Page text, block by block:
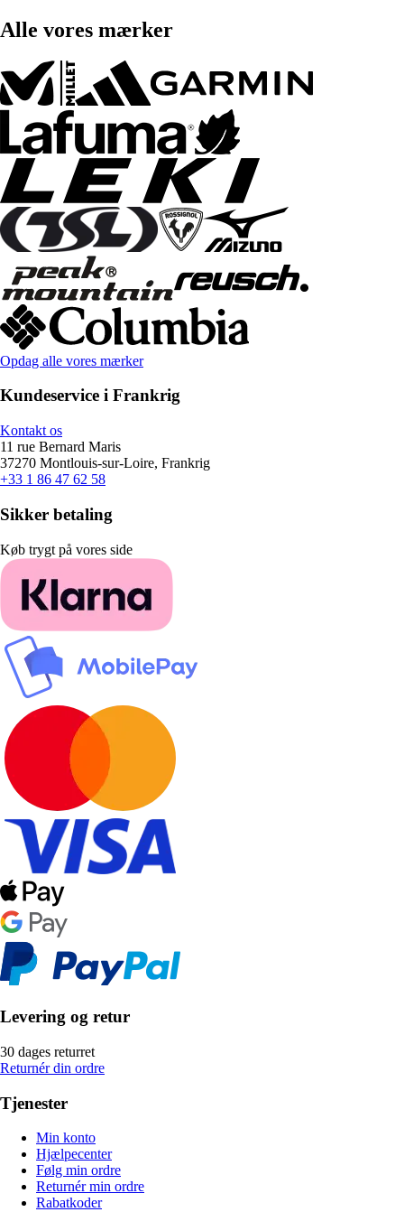
Alle vores mærker
Opdag alle vores mærker
Kundeservice i Frankrig
Kontakt os
11 rue Bernard Maris
37270 Montlouis-sur-Loire, Frankrig
+33 1 86 47 62 58
Sikker betaling
Køb trygt på vores side
Levering og retur
30 dages returret
Returnér din ordre
Tjenester
Min konto
Hjælpecenter
Følg min ordre
Returnér min ordre
Rabatkoder